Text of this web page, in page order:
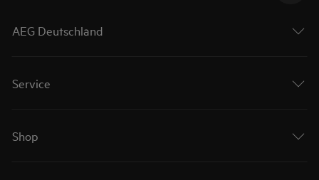
AEG Deutschland
Service
Shop